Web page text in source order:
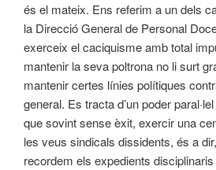
és el mateix. Ens referim a un dels
la Direcció General de Personal
exerceix el caciquisme amb total
mantenir la seva poltrona no li surt
mantenir certes línies polítiques
general. Es tracta d’un poder
que sovint sense èxit, exercir una
les veus sindicals dissidents, és a
recordem els expedients